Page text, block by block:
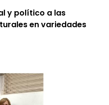
y político a las
en variedades